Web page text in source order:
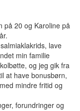
på 20 og Karoline på
lave
min familie
og jeg gik fra
at have bonusbørn,
mindre fritid og
forundringer og